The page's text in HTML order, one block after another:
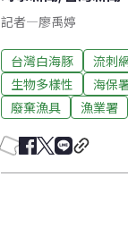
記者—廖禹婷
台灣白海豚
流刺
生物多樣性
海保
廢棄漁具
漁業署